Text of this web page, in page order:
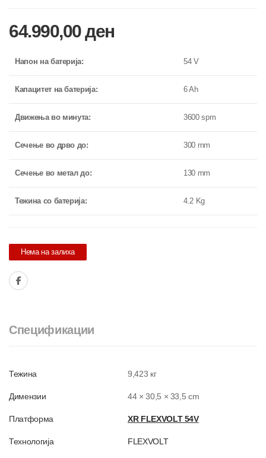
64.990,00ден
Напон на батерија: 54 V
Капацитет на батерија: 6 Ah
Движења во минута: 3600 spm
Сечење во дрво до: 300 mm
Сечење во метал до: 130 mm
Тежина со батерија: 4.2 Kg
Нема на залиха
Спецификации
Тежина 9,423 кг
Димензии 44 × 30,5 × 33,5 cm
Платформа XR FLEXVOLT 54V
Технологија FLEXVOLT